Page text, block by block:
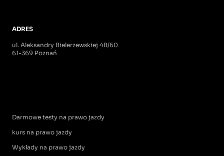
ADRES
ul. Aleksandry Bielerzewskiej 4B/60
61-369 Poznań
Darmowe testy na prawo jazdy
kurs na prawo jazdy
Wykłady na prawo jazdy